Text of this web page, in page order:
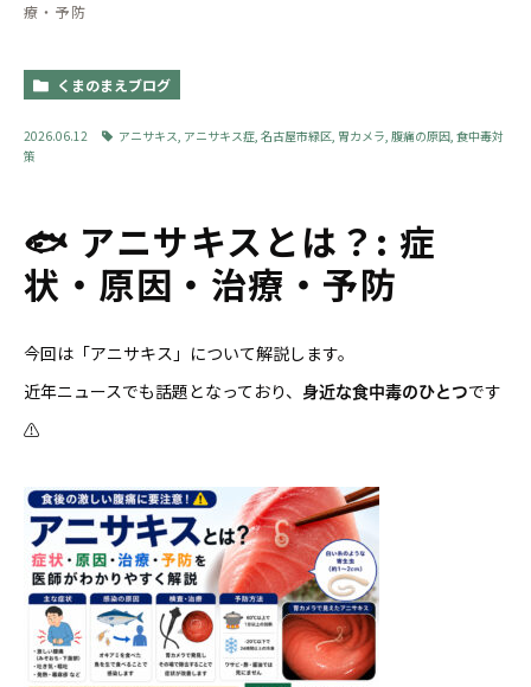
療・予防
くまのまえブログ
2026.06.12 アニサキス アニサキス症 名古屋市緑区 胃カメラ 腹痛の原因 食中毒対
策
🐟 アニサキスとは？: 症
状・原因・治療・予防
今回は「アニサキス」について解説します。
近年ニュースでも話題となっており、
身近な食中毒のひとつです
⚠️